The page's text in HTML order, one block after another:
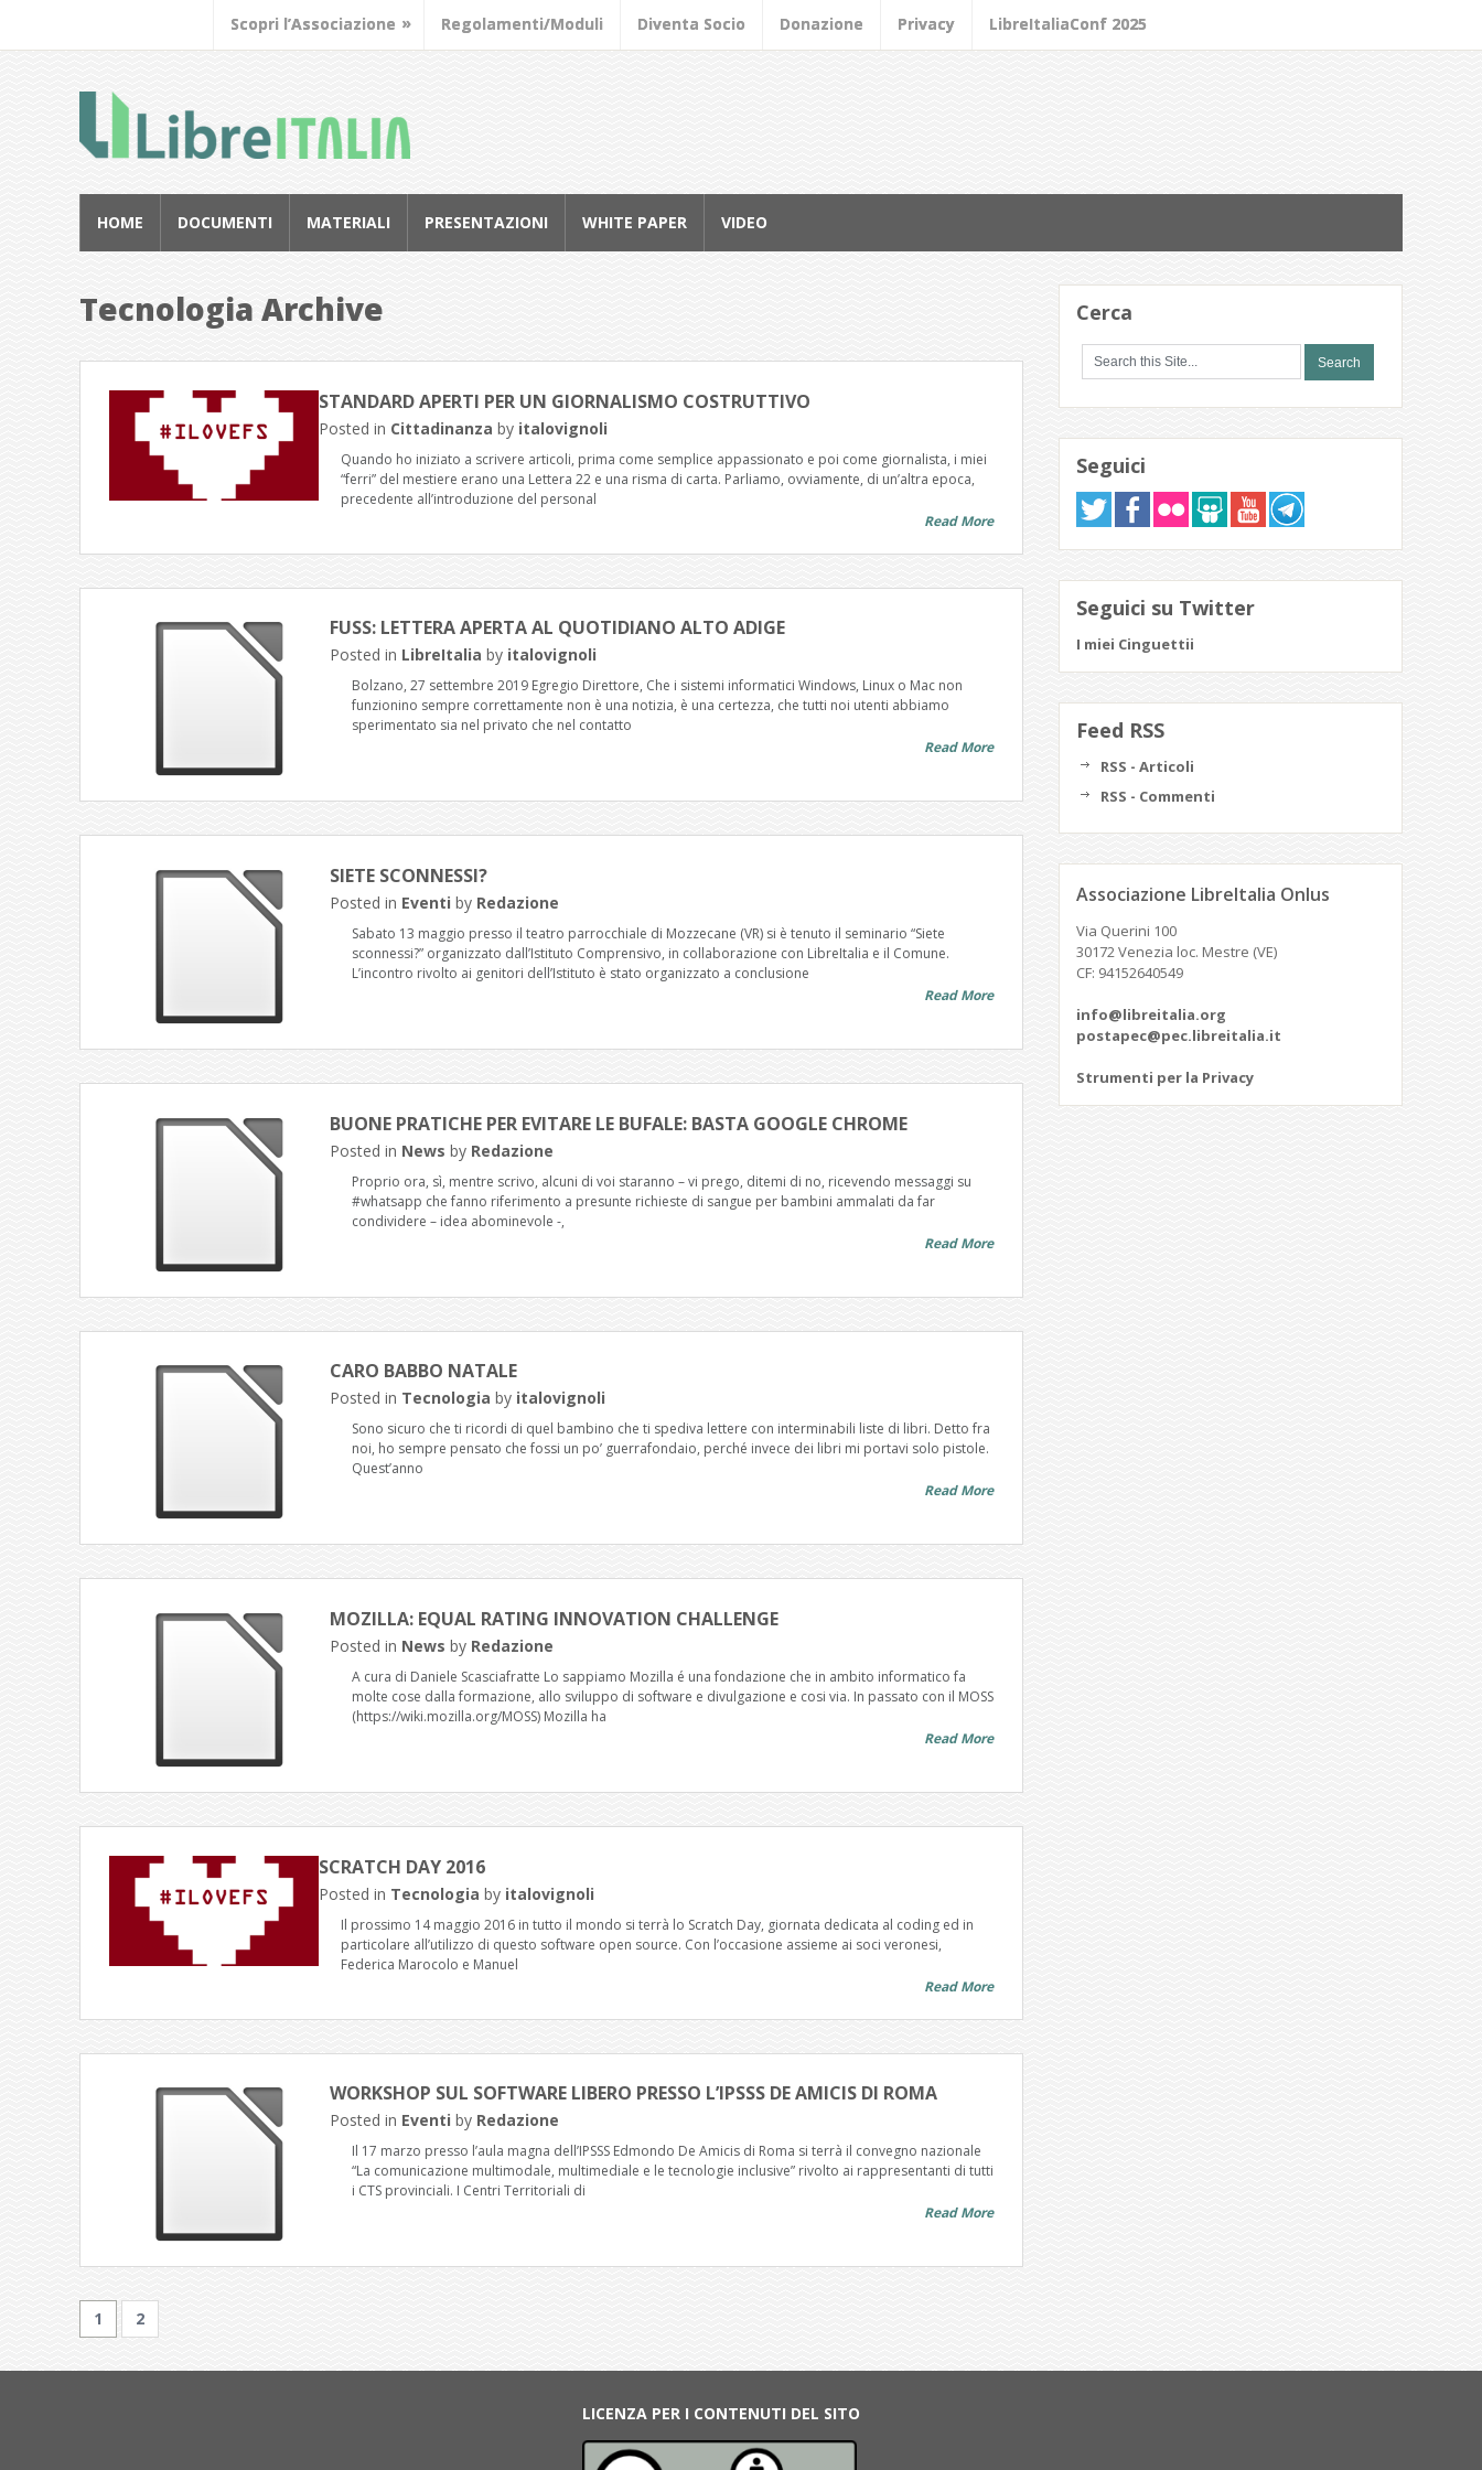
Scopri l’Associazione Regolamenti/Moduli Diventa Socio Donazione Privacy LibreItaliaConf 2025
HOME DOCUMENTI MATERIALI PRESENTAZIONI WHITE PAPER VIDEO
Tecnologia Archive
STANDARD APERTI PER UN GIORNALISMO COSTRUTTIVO
Posted in Cittadinanza by italovignoli
Quando ho iniziato a scrivere articoli, prima come semplice appassionato e poi come giornalista, i miei
“ferri” del mestiere erano una Lettera 22 e una risma di carta. Parliamo, ovviamente, di un’altra epoca,
precedente all’introduzione del personal
Read More
FUSS: LETTERA APERTA AL QUOTIDIANO ALTO ADIGE
Posted in LibreItalia by italovignoli
Bolzano, 27 settembre 2019 Egregio Direttore, Che i sistemi informatici Windows, Linux o Mac non
funzionino sempre correttamente non è una notizia, è una certezza, che tutti noi utenti abbiamo
sperimentato sia nel privato che nel contatto
Read More
SIETE SCONNESSI?
Posted in Eventi by Redazione
Sabato 13 maggio presso il teatro parrocchiale di Mozzecane (VR) si è tenuto il seminario “Siete
sconnessi?” organizzato dall’Istituto Comprensivo, in collaborazione con LibreItalia e il Comune.
L’incontro rivolto ai genitori dell’Istituto è stato organizzato a conclusione
Read More
BUONE PRATICHE PER EVITARE LE BUFALE: BASTA GOOGLE CHROME
Posted in News by Redazione
Proprio ora, sì, mentre scrivo, alcuni di voi staranno – vi prego, ditemi di no, ricevendo messaggi su
#whatsapp che fanno riferimento a presunte richieste di sangue per bambini ammalati da far
condividere – idea abominevole -,
Read More
CARO BABBO NATALE
Posted in Tecnologia by italovignoli
Sono sicuro che ti ricordi di quel bambino che ti spediva lettere con interminabili liste di libri. Detto fra
noi, ho sempre pensato che fossi un po’ guerrafondaio, perché invece dei libri mi portavi solo pistole.
Quest’anno
Read More
MOZILLA: EQUAL RATING INNOVATION CHALLENGE
Posted in News by Redazione
A cura di Daniele Scasciafratte Lo sappiamo Mozilla é una fondazione che in ambito informatico fa
molte cose dalla formazione, allo sviluppo di software e divulgazione e cosi via. In passato con il MOSS
(https://wiki.mozilla.org/MOSS) Mozilla ha
Read More
SCRATCH DAY 2016
Posted in Tecnologia by italovignoli
Il prossimo 14 maggio 2016 in tutto il mondo si terrà lo Scratch Day, giornata dedicata al coding ed in
particolare all’utilizzo di questo software open source. Con l’occasione assieme ai soci veronesi,
Federica Marocolo e Manuel
Read More
WORKSHOP SUL SOFTWARE LIBERO PRESSO L’IPSSS DE AMICIS DI ROMA
Posted in Eventi by Redazione
Il 17 marzo presso l’aula magna dell’IPSSS Edmondo De Amicis di Roma si terrà il convegno nazionale
“La comunicazione multimodale, multimediale e le tecnologie inclusive” rivolto ai rappresentanti di tutti
i CTS provinciali. I Centri Territoriali di
Read More
1 2
Cerca
Seguici
Seguici su Twitter
I miei Cinguettii
Feed RSS
RSS - Articoli
RSS - Commenti
Associazione LibreItalia Onlus
Via Querini 100
30172 Venezia loc. Mestre (VE)
CF: 94152640549
info@libreitalia.org
postapec@pec.libreitalia.it
Strumenti per la Privacy
LICENZA PER I CONTENUTI DEL SITO